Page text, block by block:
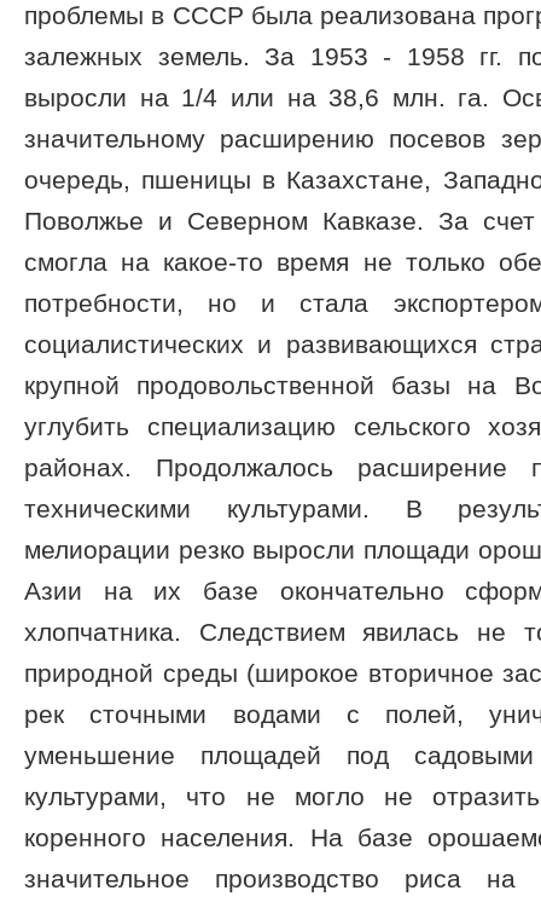
проблемы в СССР была реализована
залежных земель. За 1953 - 1958 гг.
выросли на 1/4 или на 38,6 млн. га.
значительному расширению посевов
очередь, пшеницы в Казахстане,
Поволжье и Северном Кавказе. За
смогла на какое-то время не только
потребности, но и стала
социалистических и развивающихся
крупной продовольственной базы на
углубить специализацию сельского
районах. Продолжалось расширение
техническими культурами. В
мелиорации резко выросли площади
Азии на их базе окончательно
хлопчатника. Следствием явилась не
природной среды (широкое вторичное
рек сточными водами с полей,
уменьшение площадей под садовыми
культурами, что не могло не
коренного населения. На базе
значительное производство риса